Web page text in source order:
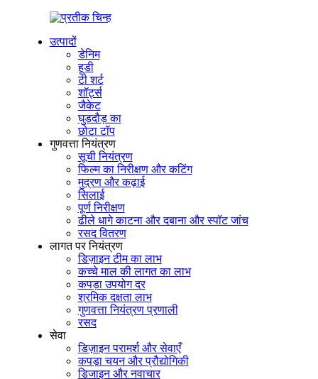
उत्पादों
डेनिम
हूडी
टी शर्ट
शॉर्ट्स
जैकेट
घुड़दौड़ का
छोटा टॉप
गुणवत्ता नियंत्रण
सूची नियंत्रण
फिल्म का निरीक्षण और कटिंग
मुद्रण और कढ़ाई
सिलाई
पूर्ण निरीक्षण
ढीले धागे काटना और दबाना और स्पॉट जांच
रसद वितरण
लागत पर नियंत्रण
डिज़ाइन टीम का लाभ
कच्चे माल की लागत का लाभ
कपड़ा उपयोग दर
श्रमिक दक्षता लाभ
गुणवत्ता नियंत्रण प्रणाली
रसद
सेवा
डिज़ाइन परामर्श और सेवाएँ
कपड़ा चयन और प्रौद्योगिकी
डिजाइन और नवाचार